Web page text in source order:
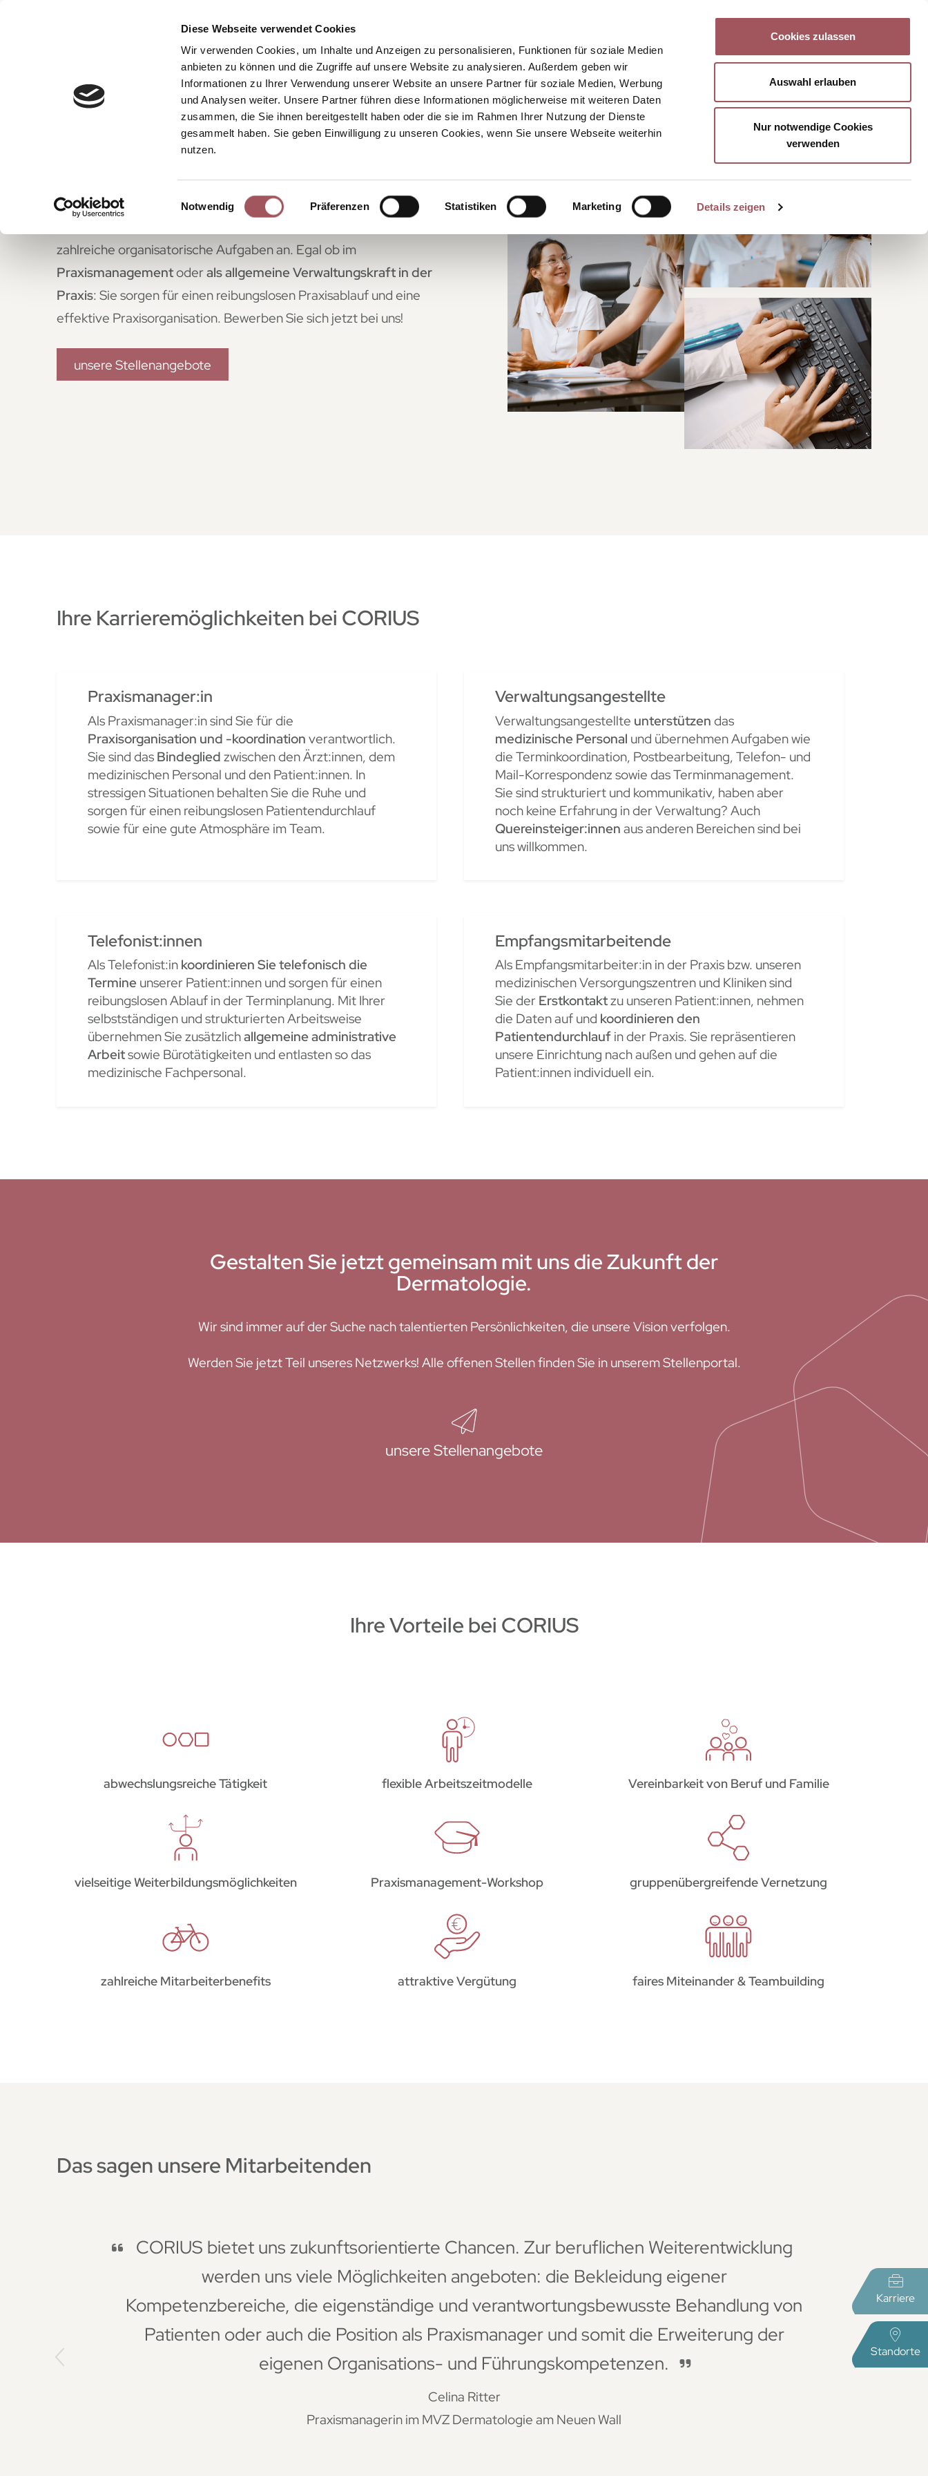
Diese Webseite verwendet Cookies
Wir verwenden Cookies, um Inhalte und Anzeigen zu personalisieren, Funktionen für soziale Medien
anbieten zu können und die Zugriffe auf unsere Website zu analysieren. Außerdem geben wir
Informationen zu Ihrer Verwendung unserer Website an unsere Partner für soziale Medien, Werbung
und Analysen weiter. Unsere Partner führen diese Informationen möglicherweise mit weiteren Daten
zusammen, die Sie ihnen bereitgestellt haben oder die sie im Rahmen Ihrer Nutzung der Dienste
gesammelt haben. Sie geben Einwilligung zu unseren Cookies, wenn Sie unsere Webseite weiterhin
nutzen.
Einwilligungsauswahl
Notwendig Präferenzen Statistiken Marketing Details zeigen
Cookies zulassen
Auswahl erlauben
Nur notwendige Cookies
verwenden
Home Karriere Praxisnachfolge Kontakt
Ihre Karriere in der
Praxisverwaltung
zahlreiche organisatorische Aufgaben an. Egal ob im
Praxismanagementoderalsallgemeine Verwaltungskraft in der
Praxis: Sie sorgen für einen reibungslosen Praxisablauf und eine
effektive Praxisorganisation. Bewerben Sie sich jetzt bei uns!
unsere Stellenangebote
Ihre Karrieremöglichkeiten bei CORIUS
Praxismanager:in
Als Praxismanager:in sind Sie für die
Praxisorganisation und -koordination verantwortlich.
Sie sind das Bindeglied zwischen den Ärzt:innen, dem
medizinischen Personal und den Patient:innen. In
stressigen Situationen behalten Sie die Ruhe und
sorgen für einen reibungslosen Patientendurchlauf
sowie für eine gute Atmosphäre im Team.
Verwaltungsangestellte
Verwaltungsangestellte unterstützen das
medizinische Personal und übernehmen Aufgaben wie
die Terminkoordination, Postbearbeitung, Telefon- und
Mail-Korrespondenz sowie das Terminmanagement.
Sie sind strukturiert und kommunikativ, haben aber
noch keine Erfahrung in der Verwaltung? Auch
Quereinsteiger:innen aus anderen Bereichen sind bei
uns willkommen.
Telefonist:innen
Als Telefonist:in koordinieren Sie telefonisch die
Termine unserer Patient:innen und sorgen für einen
reibungslosen Ablauf in der Terminplanung. Mit Ihrer
selbstständigen und strukturierten Arbeitsweise
übernehmen Sie zusätzlichallgemeine administrative
Arbeitsowie Bürotätigkeiten und entlasten so das
medizinische Fachpersonal.
Empfangsmitarbeitende
Als Empfangsmitarbeiter:in in der Praxis bzw. unseren
medizinischen Versorgungszentren und Kliniken sind
Sie der Erstkontaktzu unseren Patient:innen, nehmen
die Daten auf und koordinieren den
Patientendurchlauf in der Praxis. Sie repräsentieren
unsere Einrichtung nach außen und gehen auf die
Patient:innen individuell ein.
Gestalten Sie jetzt gemeinsam mit uns die Zukunft der
Dermatologie.
Wir sind immer auf der Suche nach talentierten Persönlichkeiten, die unsere Vision verfolgen.
Werden Sie jetzt Teil unseres Netzwerks! Alle offenen Stellen finden Sie in unserem Stellenportal.
unsere Stellenangebote
Ihre Vorteile bei CORIUS
abwechslungsreiche Tätigkeit flexible Arbeitszeitmodelle Vereinbarkeit von Beruf und Familie
vielseitige Weiterbildungsmöglichkeiten Praxismanagement-Workshop gruppenübergreifende Vernetzung
zahlreiche Mitarbeiterbenefits attraktive Vergütung faires Miteinander & Teambuilding
Das sagen unsere Mitarbeitenden
CORIUS bietet uns zukunftsorientierte Chancen. Zur beruflichen Weiterentwicklung
werden uns viele Möglichkeiten angeboten: die Bekleidung eigener
Kompetenzbereiche, die eigenständige und verantwortungsbewusste Behandlung von
Patienten oder auch die Position als Praxismanager und somit die Erweiterung der
eigenen Organisations- und Führungskompetenzen.
Celina Ritter
Praxismanagerin im MVZ Dermatologie am Neuen Wall
Previous Next
Karriere
Standorte